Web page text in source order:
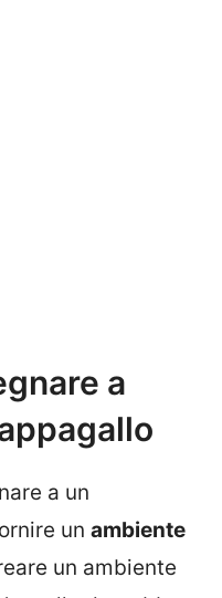
a
a un
un ambiente
un ambiente